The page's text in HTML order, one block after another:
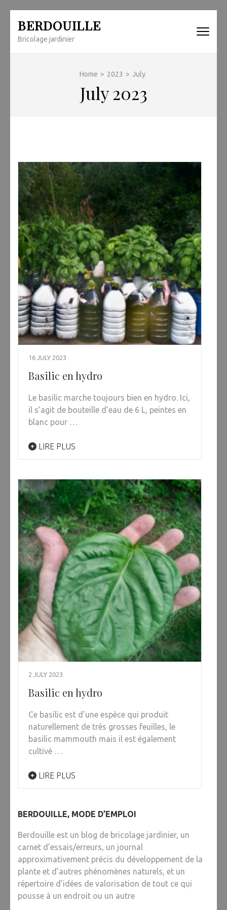
content
BERDOUILLE
Bricolage jardinier
Home > 2023 > July
July 2023
16 JULY 2023
Basilic en hydro
Le basilic marche toujours bien en hydro. Ici,
il s’agit de bouteille d’eau de 6 L, peintes en
blanc pour …
LIRE PLUS
2 JULY 2023
Basilic en hydro
Ce basilic est d’une espèce qui produit
naturellement de très grosses feuilles, le
basilic mammouth mais il est également
cultivé …
LIRE PLUS
BERDOUILLE, MODE D’EMPLOI
Berdouille est un blog de bricolage jardinier, un
carnet d’essais/erreurs, un journal
approximativement précis du développement de la
plante et d’autres phénomènes naturels, et un
répertoire d’idées de valorisation de tout ce qui
pousse à un endroit ou un autre